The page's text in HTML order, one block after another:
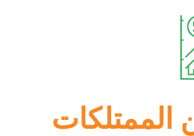
الممتلكات